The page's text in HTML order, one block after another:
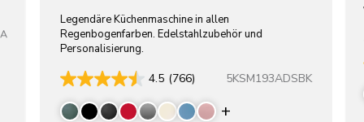
Legendäre Küchenmaschine in allen
Regenbogenfarben. Edelstahlzubehör und
Personalisierung.
4.5 (766) 5KSM193ADSBK
Display more